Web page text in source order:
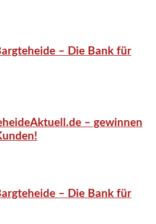
– Die Bank für
– gewinnen
– Die Bank für